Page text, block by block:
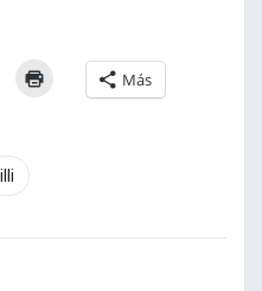
Más